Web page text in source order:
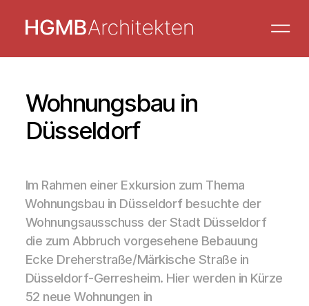
Wohnungsbau in
Düsseldorf
Im Rahmen einer Exkursion zum Thema
Wohnungsbau in Düsseldorf besuchte der
Wohnungsausschuss der Stadt Düsseldorf
die zum Abbruch vorgesehene Bebauung
Ecke Dreherstraße/Märkische Straße in
Düsseldorf-Gerresheim. Hier werden in Kürze
52 neue Wohnungen in